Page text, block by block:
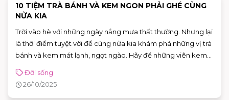
chính mình trong mùa cưới sắp tới.
10 TIỆM TRÀ BÁNH VÀ KEM NGON PHẢI GHÉ CÙNG
NỬA KIA
Trời vào hè với những ngày nắng mưa thất thường. Nhưng lại
là thời điểm tuyệt vời để cùng nửa kia khám phá những vị trà
bánh và kem mát lạnh, ngọt ngào. Hãy để những viên kem
đầy lãng mạn. Cùng AEON MALL Tân Phú Celadon khám
phá 10 tiệm trà bánh và tiệm kem ngon nhất định phải thử
Đời sống
26/10/2025